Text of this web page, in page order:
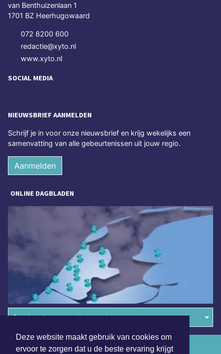
Deze website maakt gebruik van cookies om
ervoor te zorgen dat u de beste ervaring krijgt
van Benthuizenlaan 1
1701 BZ Heerhugowaard
072 8200 600
redactie@xyto.nl
www.xyto.nl
SOCIAL MEDIA
NIEUWSBRIEF AANMELDEN
Schrijf je in voor onze nieuwsbrief en krijg wekelijks een
samenvatting van alle gebeurtenissen uit jouw regio.
Aanmelden
ONLINE DAGBLADEN
Overige dagbladen in de regio
Algemene voorwaarden